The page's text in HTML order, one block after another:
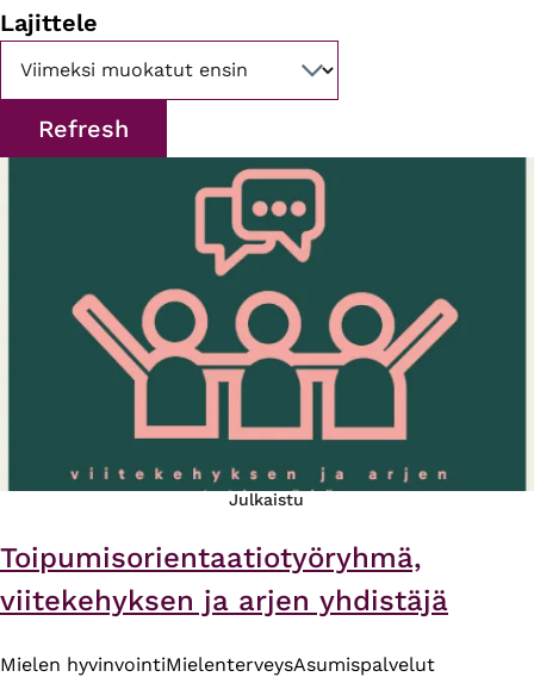
Lajittele
Julkaistu
Toipumisorientaatiotyöryhmä,
viitekehyksen ja arjen yhdistäjä
Mielen hyvinvointiMielenterveysAsumispalvelut